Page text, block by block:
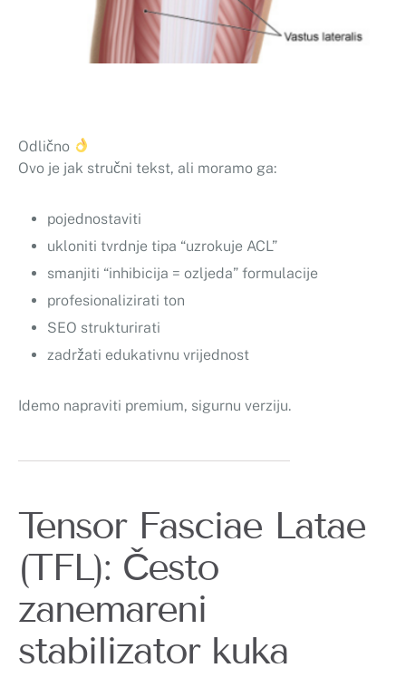
Odlično
Ovo je jak stručni tekst, ali moramo ga:
pojednostaviti
ukloniti tvrdnje tipa “uzrokuje ACL”
smanjiti “inhibicija = ozljeda” formulacije
profesionalizirati ton
SEO strukturirati
zadržati edukativnu vrijednost
Idemo napraviti premium, sigurnu verziju.
Tensor Fasciae Latae
(TFL): Često
zanemareni
stabilizator kuka